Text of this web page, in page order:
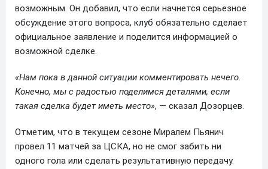
возможным. Он добавил, что если начнется серьезное
обсуждение этого вопроса, клуб обязательно сделает
официальное заявление и поделится информацией о
возможной сделке.
«Нам пока в данной ситуации комментировать нечего.
Конечно, мы с радостью поделимся деталями, если
такая сделка будет иметь место», — сказал Дозорцев.
Отметим, что в текущем сезоне Миралем Пьянич
провел 11 матчей за ЦСКА, но не смог забить ни
одного гола или сделать результативную передачу.